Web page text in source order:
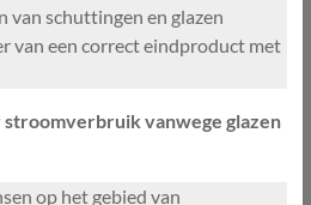
van schuttingen en glazen
van een correct eindproduct met
vanwege glazen
op het gebied van